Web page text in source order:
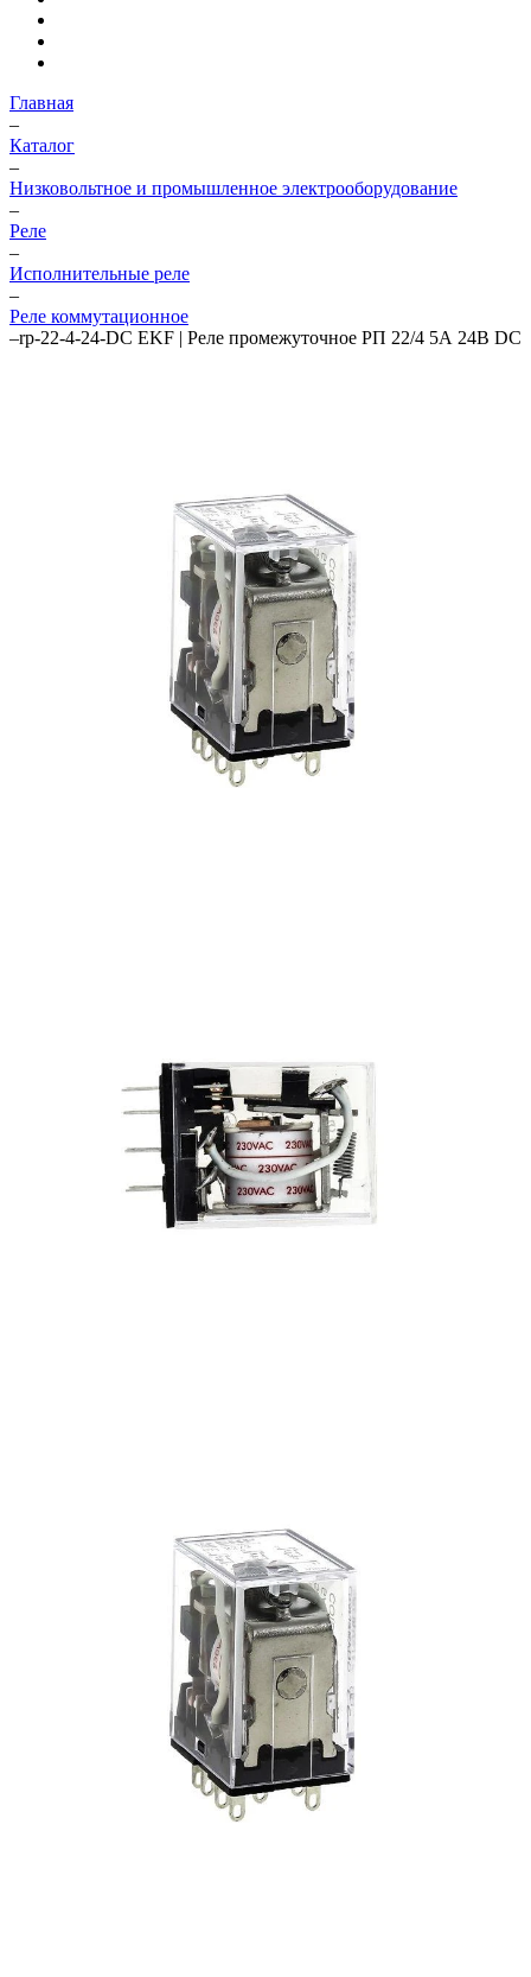
Главная
–
Каталог
–
Низковольтное и промышленное электрооборудование
–
Реле
–
Исполнительные реле
–
Реле коммутационное
–rp-22-4-24-DC EKF | Реле промежуточное РП 22/4 5А 24В DC